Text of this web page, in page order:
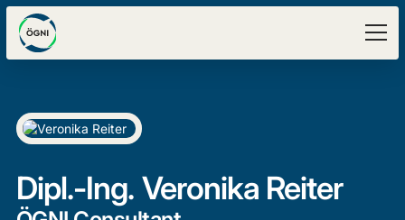
Dipl.-Ing. Veronika Reiter